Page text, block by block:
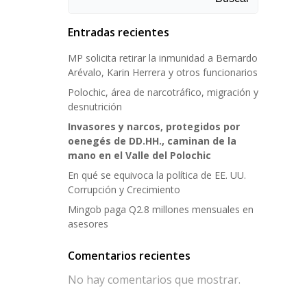
Entradas recientes
MP solicita retirar la inmunidad a Bernardo
Arévalo, Karin Herrera y otros funcionarios
Polochic, área de narcotráfico, migración y
desnutrición
Invasores y narcos, protegidos por
oenegés de DD.HH., caminan de la
mano en el Valle del Polochic
En qué se equivoca la política de EE. UU.
Corrupción y Crecimiento
Mingob paga Q2.8 millones mensuales en
asesores
Comentarios recientes
No hay comentarios que mostrar.